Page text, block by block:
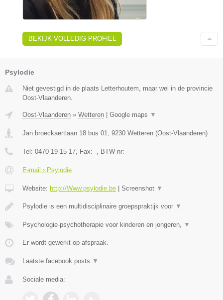
BEKIJK VOLLEDIG PROFIEL
Psylodie
Niet gevestigd in de plaats Letterhoutem, maar wel in de provincie
Oost-Vlaanderen.
Oost-Vlaanderen » Wetteren Google maps ▼
Jan broeckaertlaan 18 bus 01, 9230 Wetteren (Oost-Vlaanderen)
Tel: 0470 19 15 17, Fax: -, BTW-nr: -
E-mail › Psylodie
Website: http://Www.psylodie.be Screenshot ▼
Psylodie is een multidisciplinaire groepspraktijk voor ▼
Psychologie-psychotherapie voor kinderen en jongeren, ▼
Er wordt gewerkt op afspraak.
Laatste facebook posts ▼
Sociale media: